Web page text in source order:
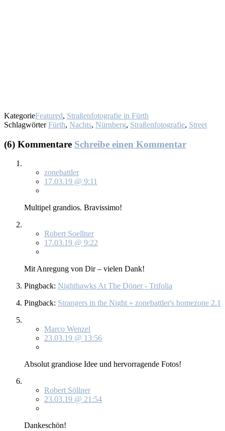
KategorieFeatured, Straßenfotografie in Fürth
Schlagwörter Fürth, Nachts, Nürnberg, Straßenfotografie, Street
(6) Kommentare Schreibe einen Kommentar
zonebattler
17.03.19 @ 9:11
Mul­ti­pel gran­di­os. Bra­vis­si­mo!
Robert Soellner
17.03.19 @ 9:22
Mit An­re­gung von Dir – vie­len Dank!
Pingback: Nighthawks At The Döner - Trifolia
Pingback: Strangers in the Night » zonebattler's homezone 2.1
Marco Wenzel
23.03.19 @ 13:56
Ab­so­lut gran­dio­se Idee und her­vor­ra­gen­de Fo­tos!
Robert Söllner
23.03.19 @ 21:54
Dan­ke­schön!